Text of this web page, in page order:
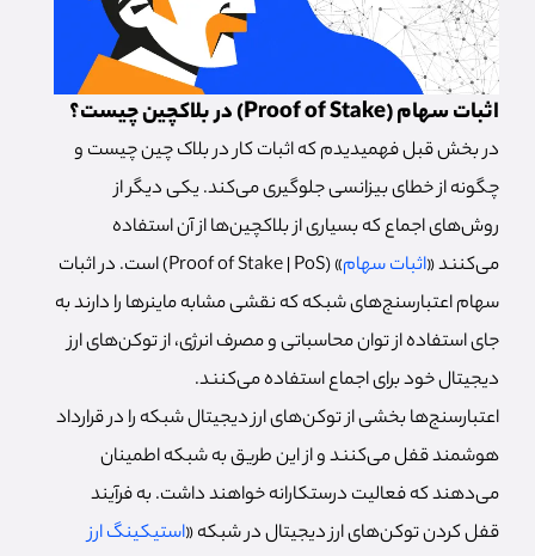
اثبات سهام (Proof of Stake) در بلاکچین چیست؟
در بخش قبل فهمیدیدم که اثبات کار در بلاک چین چیست و
چگونه از خطای بیزانسی جلوگیری می‌کند. یکی دیگر از
روش‌های اجماع که بسیاری از بلاکچین‌ها از آن استفاده
می‌کنند «اثبات سهام
» (Proof of Stake | PoS) است. در اثبات
سهام اعتبارسنج‌های شبکه که نقشی مشابه ماینرها را دارند به
جای استفاده از توان محاسباتی و مصرف انرژی، از توکن‌های ارز
دیجیتال خود برای اجماع استفاده می‌کنند.
اعتبارسنج‌ها بخشی از توکن‌های ارز دیجیتال شبکه را در قرارداد
هوشمند قفل می‌کنند و از این طریق به شبکه اطمینان
می‌دهند که فعالیت درستکارانه خواهند داشت. به فرآیند
قفل کردن توکن‌های ارز دیجیتال در شبکه «استیکینگ ارز